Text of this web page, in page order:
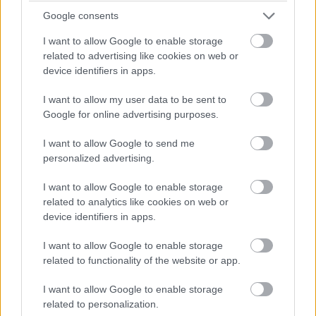
Google consents
I want to allow Google to enable storage
related to advertising like cookies on web or
device identifiers in apps.
I want to allow my user data to be sent to
Google for online advertising purposes.
I want to allow Google to send me
personalized advertising.
I want to allow Google to enable storage
related to analytics like cookies on web or
device identifiers in apps.
I want to allow Google to enable storage
related to functionality of the website or app.
I want to allow Google to enable storage
related to personalization.
balatoni kardioösvény (X)
4 és egy 8 km-es egészségügyi tanösvény nyílt
Balatonalmádiban.
#ssd #adattárolás #adattároló
Kijavította a Windows 10 egyik
kellemetlen hibáját a Microsoft
Harangi László |2020 december 18. 11:59